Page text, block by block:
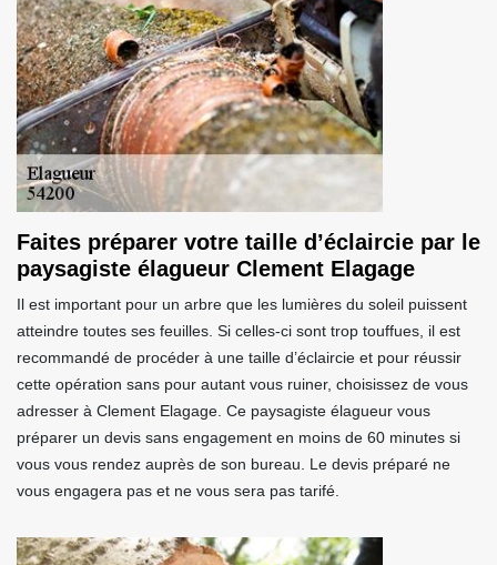
Faites préparer votre taille d’éclaircie par le
paysagiste élagueur Clement Elagage
Il est important pour un arbre que les lumières du soleil puissent
atteindre toutes ses feuilles. Si celles-ci sont trop touffues, il est
recommandé de procéder à une taille d’éclaircie et pour réussir
cette opération sans pour autant vous ruiner, choisissez de vous
adresser à Clement Elagage. Ce paysagiste élagueur vous
préparer un devis sans engagement en moins de 60 minutes si
vous vous rendez auprès de son bureau. Le devis préparé ne
vous engagera pas et ne vous sera pas tarifé.